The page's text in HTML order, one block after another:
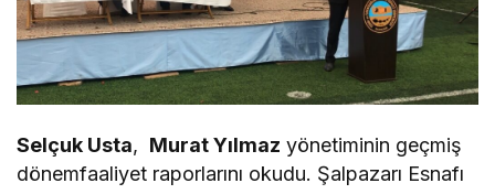
Selçuk Usta, Murat Yılmaz yönetiminin geçmiş
dönemfaaliyet raporlarını okudu. Şalpazarı Esnafı